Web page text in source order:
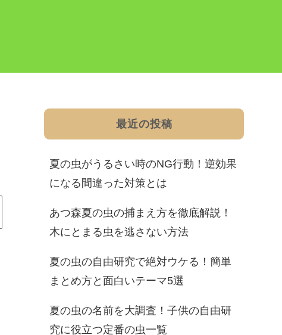
最近の投稿
夏の虫がうるさい時のNG行動！逆効果
になる間違った対策とは
あつ森夏の虫の捕まえ方を徹底解説！
木にとまる虫を逃さない方法
夏の虫の自由研究で絶対ウケる！簡単
まとめ方と面白いテーマ5選
夏の虫の名前を大調査！子供の自由研
究に役立つ定番の虫一覧